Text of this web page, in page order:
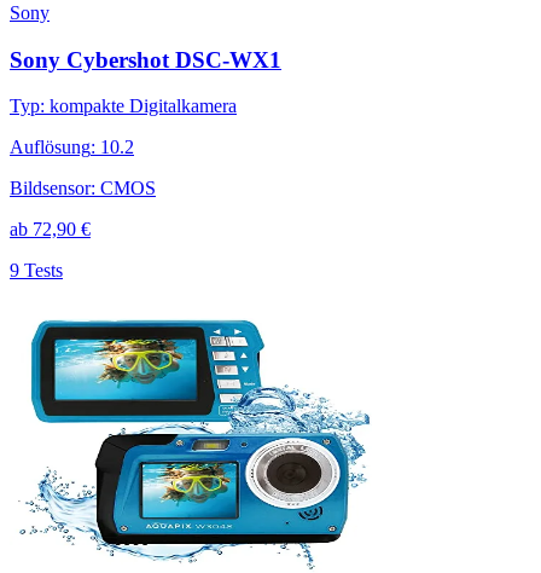
Sony
Sony Cybershot DSC-WX1
Typ: kompakte Digitalkamera
Auflösung: 10.2
Bildsensor: CMOS
ab 72,90 €
9 Tests